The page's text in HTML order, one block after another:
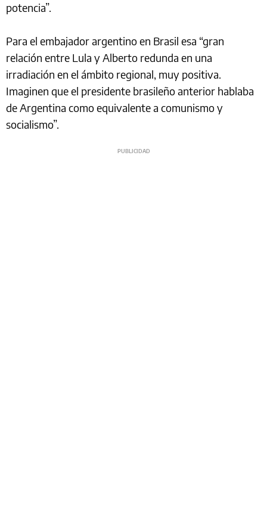
potencia”.
Para el embajador argentino en Brasil esa “gran
relación entre Lula y Alberto redunda en una
irradiación en el ámbito regional, muy positiva.
Imaginen que el presidente brasileño anterior hablaba
de Argentina como equivalente a comunismo y
socialismo”.